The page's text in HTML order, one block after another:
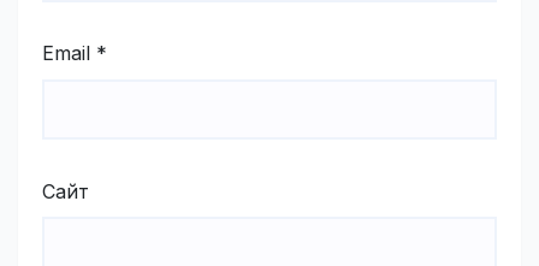
Email *
Сайт